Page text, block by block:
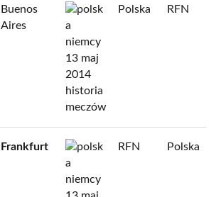
Buenos
Aires
Polska RFN
Frankfurt RFN Polska